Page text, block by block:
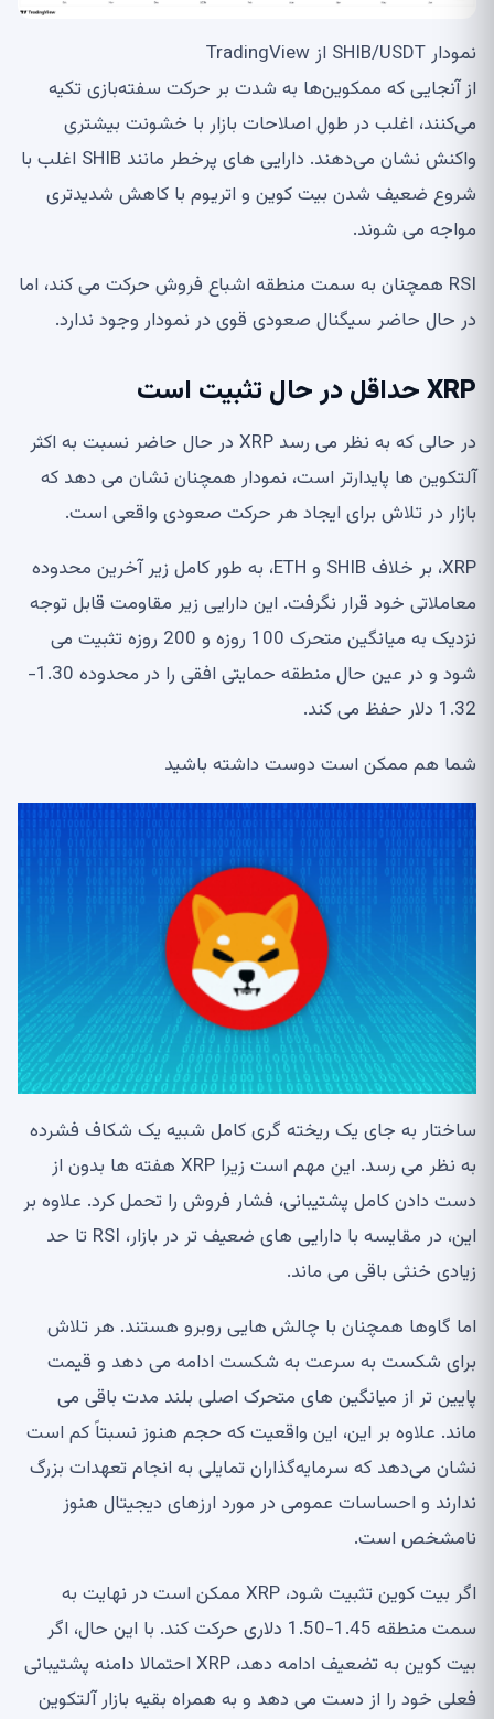
نمودار SHIB/USDT از TradingView
از آنجایی که ممکوین‌ها به شدت بر حرکت سفته‌بازی تکیه
می‌کنند، اغلب در طول اصلاحات بازار با خشونت بیشتری
واکنش نشان می‌دهند. دارایی های پرخطر مانند SHIB اغلب با
شروع ضعیف شدن بیت کوین و اتریوم با کاهش شدیدتری
مواجه می شوند.
RSI همچنان به سمت منطقه اشباع فروش حرکت می کند، اما
در حال حاضر سیگنال صعودی قوی در نمودار وجود ندارد.
XRP حداقل در حال تثبیت است
در حالی که به نظر می رسد XRP در حال حاضر نسبت به اکثر
آلتکوین ها پایدارتر است، نمودار همچنان نشان می دهد که
بازار در تلاش برای ایجاد هر حرکت صعودی واقعی است.
XRP، بر خلاف SHIB و ETH، به طور کامل زیر آخرین محدوده
معاملاتی خود قرار نگرفت. این دارایی زیر مقاومت قابل توجه
نزدیک به میانگین متحرک 100 روزه و 200 روزه تثبیت می
شود و در عین حال منطقه حمایتی افقی را در محدوده 1.30-
1.32 دلار حفظ می کند.
شما هم ممکن است دوست داشته باشید
ساختار به جای یک ریخته گری کامل شبیه یک شکاف فشرده
به نظر می رسد. این مهم است زیرا XRP هفته ها بدون از
دست دادن کامل پشتیبانی، فشار فروش را تحمل کرد. علاوه بر
این، در مقایسه با دارایی های ضعیف تر در بازار، RSI تا حد
زیادی خنثی باقی می ماند.
اما گاوها همچنان با چالش هایی روبرو هستند. هر تلاش
برای شکست به سرعت به شکست ادامه می دهد و قیمت
پایین تر از میانگین های متحرک اصلی بلند مدت باقی می
ماند. علاوه بر این، این واقعیت که حجم هنوز نسبتاً کم است
نشان می‌دهد که سرمایه‌گذاران تمایلی به انجام تعهدات بزرگ
ندارند و احساسات عمومی در مورد ارزهای دیجیتال هنوز
نامشخص است.
اگر بیت کوین تثبیت شود، XRP ممکن است در نهایت به
سمت منطقه 1.45-1.50 دلاری حرکت کند. با این حال، اگر
بیت کوین به تضعیف ادامه دهد، XRP احتمالا دامنه پشتیبانی
فعلی خود را از دست می دهد و به همراه بقیه بازار آلتکوین